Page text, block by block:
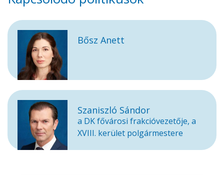
Bősz Anett
Szaniszló Sándor
a DK fővárosi frakcióvezetője, a
XVIII. kerület polgármestere